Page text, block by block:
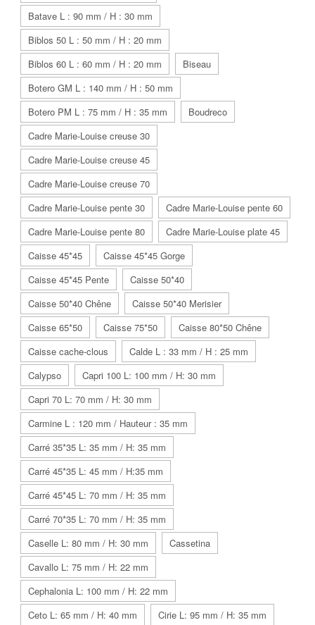
Batave L : 90 mm / H : 30 mm
Biblos 50 L : 50 mm / H : 20 mm
Biblos 60 L : 60 mm / H : 20 mm
Biseau
Botero GM L : 140 mm / H : 50 mm
Botero PM L : 75 mm / H : 35 mm
Boudreco
Cadre Marie-Louise creuse 30
Cadre Marie-Louise creuse 45
Cadre Marie-Louise creuse 70
Cadre Marie-Louise pente 30
Cadre Marie-Louise pente 60
Cadre Marie-Louise pente 80
Cadre Marie-Louise plate 45
Caisse 45*45
Caisse 45*45 Gorge
Caisse 45*45 Pente
Caisse 50*40
Caisse 50*40 Chêne
Caisse 50*40 Merisier
Caisse 65*50
Caisse 75*50
Caisse 80*50 Chêne
Caisse cache-clous
Calde L : 33 mm / H : 25 mm
Calypso
Capri 100 L: 100 mm / H: 30 mm
Capri 70 L: 70 mm / H: 30 mm
Carmine L : 120 mm / Hauteur : 35 mm
Carré 35*35 L: 35 mm / H: 35 mm
Carré 45*35 L: 45 mm / H:35 mm
Carré 45*45 L: 70 mm / H: 35 mm
Carré 70*35 L: 70 mm / H: 35 mm
Caselle L: 80 mm / H: 30 mm
Cassetina
Cavallo L: 75 mm / H: 22 mm
Cephalonia L: 100 mm / H: 22 mm
Ceto L: 65 mm / H: 40 mm
Cirie L: 95 mm / H: 35 mm